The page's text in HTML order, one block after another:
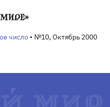
число • №10, Октябрь 2000